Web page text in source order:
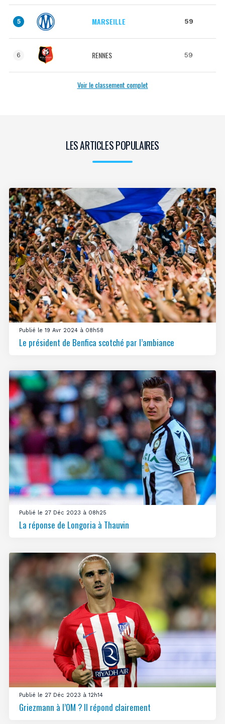
5 MARSEILLE 59
6 RENNES 59
Voir le classement complet
LES ARTICLES POPULAIRES
Publié le 19 Avr 2024 à 08h58
Le président de Benfica scotché par l’ambiance
Publié le 27 Déc 2023 à 08h25
La réponse de Longoria à Thauvin
Publié le 27 Déc 2023 à 12h14
Griezmann à l’OM ? Il répond clairement